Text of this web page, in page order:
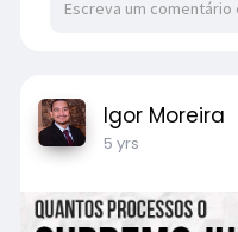
Igor Moreira
5 yrs